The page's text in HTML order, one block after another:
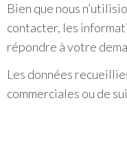
Bien que nous
contacter, les
répondre à votre
Les données
commerciales ou de